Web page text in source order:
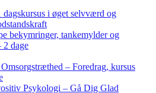
i øget selvværd og
bekymringer, tankemylder og
dage
– Foredrag, kursus
Psykologi – Gå Dig Glad